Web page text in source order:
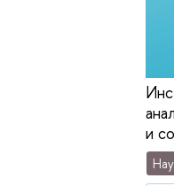
и